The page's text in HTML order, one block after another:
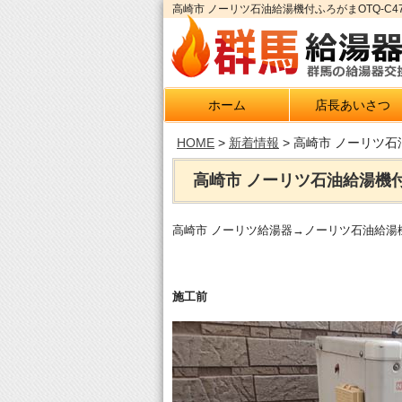
高崎市 ノーリツ石油給湯機付ふろがまOTQ-
ホーム 店長あいさつ
HOME > 新着情報 > 高崎市 ノーリツ
高崎市 ノーリツ石油給湯機
高崎市 ノーリツ給湯器→ノーリツ石油給湯
施工前